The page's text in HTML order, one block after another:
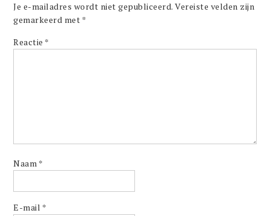
Je e-mailadres wordt niet gepubliceerd. Vereiste velden zijn
gemarkeerd met *
Reactie *
Naam *
E-mail *